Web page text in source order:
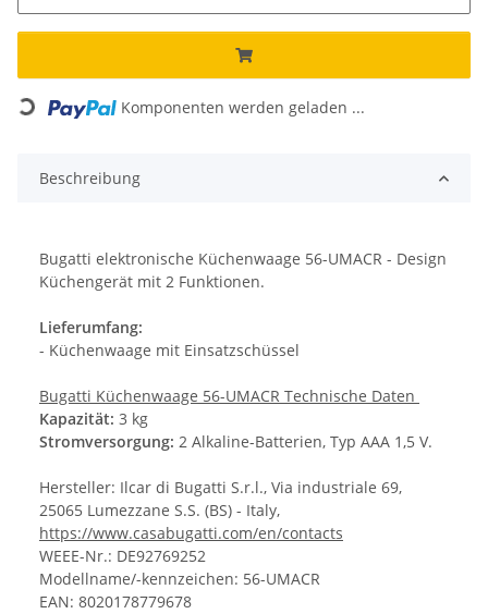
Loading... Komponenten werden geladen ...
Beschreibung
Bugatti elektronische Küchenwaage 56-UMACR - Design
Küchengerät mit 2 Funktionen.
Lieferumfang:
- Küchenwaage mit Einsatzschüssel
Bugatti Küchenwaage 56-UMACR Technische Daten
Kapazität: 3 kg
Stromversorgung: 2 Alkaline-Batterien, Typ AAA 1,5 V.
Hersteller: Ilcar di Bugatti S.r.l., Via industriale 69,
25065 Lumezzane S.S. (BS) - Italy,
https://www.casabugatti.com/en/contacts
WEEE-Nr.: DE92769252
Modellname/-kennzeichen: 56-UMACR
EAN: 8020178779678